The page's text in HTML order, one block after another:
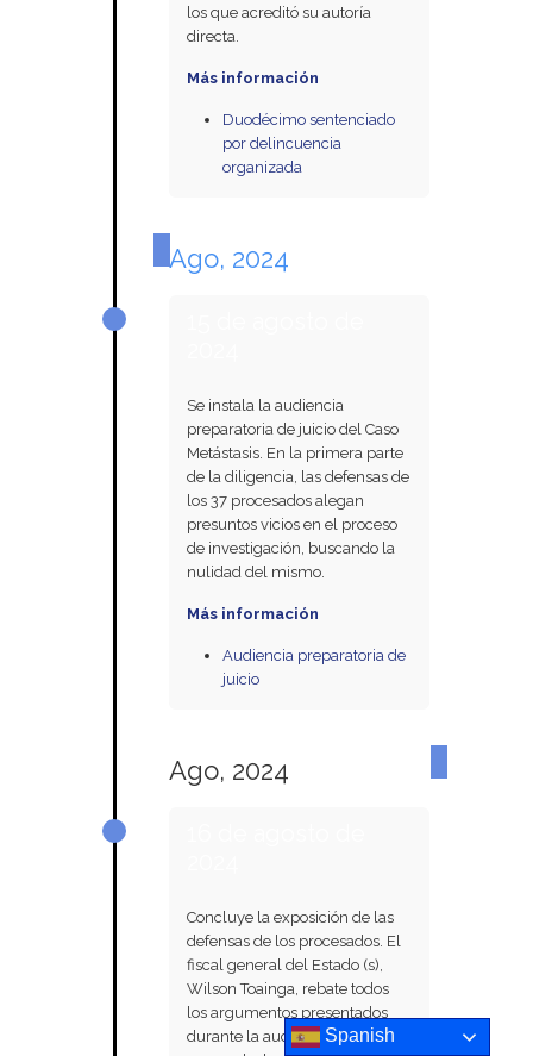
los que acreditó su autoría
directa.
Más información
Duodécimo sentenciado
por delincuencia
organizada
Ago, 2024
Se instala la audiencia
preparatoria de juicio del Caso
Metástasis. En la primera parte
de la diligencia, las defensas de
los 37 procesados alegan
presuntos vicios en el proceso
de investigación, buscando la
nulidad del mismo.
Más información
Audiencia preparatoria de
juicio
Ago, 2024
Concluye la exposición de las
defensas de los procesados. El
fiscal general del Estado (s),
Wilson Toainga, rebate todos
los argumentos presentados
durante la audiencia y solicita
Spanish